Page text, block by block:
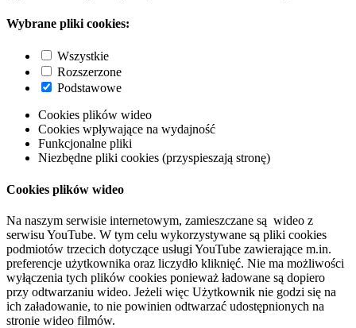
Wybrane pliki cookies:
Wszystkie
Rozszerzone
Podstawowe
Cookies plików wideo
Cookies wpływające na wydajność
Funkcjonalne pliki
Niezbędne pliki cookies (przyspieszają stronę)
Cookies plików wideo
Na naszym serwisie internetowym, zamieszczane są wideo z
serwisu YouTube. W tym celu wykorzystywane są pliki cookies
podmiotów trzecich dotyczące usługi YouTube zawierające m.in.
preferencje użytkownika oraz liczydło kliknięć. Nie ma możliwości
wyłączenia tych plików cookies ponieważ ładowane są dopiero
przy odtwarzaniu wideo. Jeżeli więc Użytkownik nie godzi się na
ich załadowanie, to nie powinien odtwarzać udostępnionych na
stronie wideo filmów.